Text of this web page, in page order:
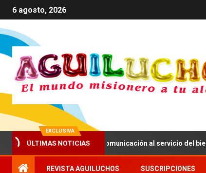
6 agosto, 2026
EXCLUSIVA
ÚLTIMAS NOTICIAS
anima a impulsar una comunicación al servicio del bien común
REVISTA AGUILUCHOS SUSCRIPCIONES